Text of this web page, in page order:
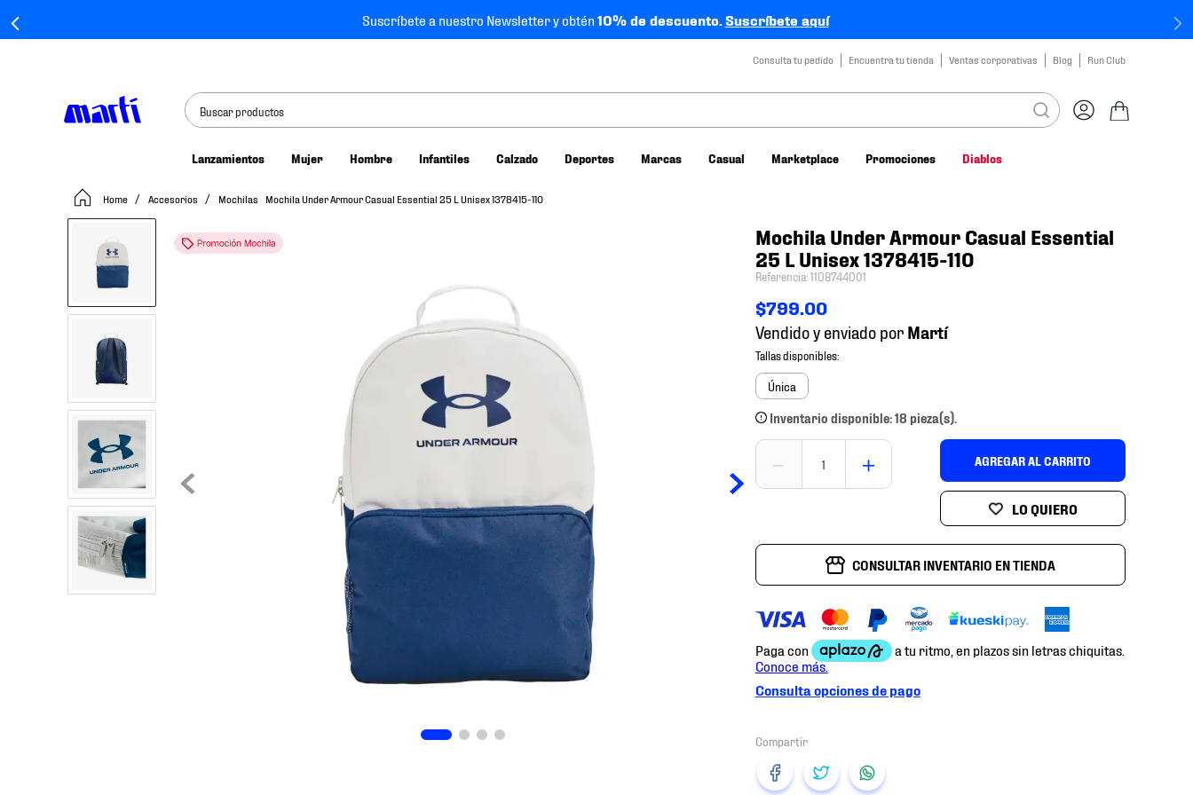
Suscríbete a nuestro Newsletter y obtén10% de descuento.Suscríbete aquí
Consulta tu pedido Encuentra tu tienda Ventas corporativas Blog Run Club
Buscar productos
Lanzamientos Mujer Hombre Infantiles Calzado Deportes Marcas Casual Marketplace Promociones Diablos
Accesorios Mochilas Mochila Under Armour Casual Essential 25 L Unisex 1378415-110
Mochila Under Armour Casual Essential
25 L Unisex 1378415-110
Referencia:1108744001
$799.00
Vendido y enviado por
Única
Inventario disponible: 18 pieza(s).
＋
－ AGREGAR AL CARRITO
CONSULTAR INVENTARIO EN TIENDA
Consulta opciones de pago
tenis mujer
mochilas
tenis niño
tenis nike